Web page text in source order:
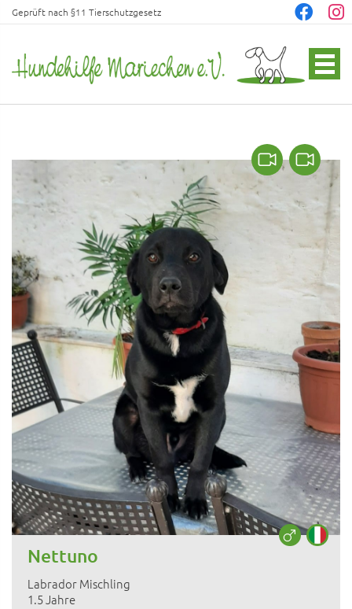
Geprüft nach §11 Tierschutzgesetz
Nettuno
Labrador Mischling
1.5 Jahre